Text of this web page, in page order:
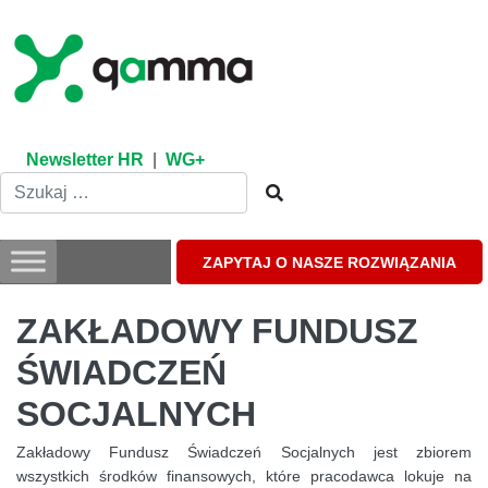
content
Newsletter HR WG+
ZAPYTAJ O NASZE ROZWIĄZANIA
ZAKŁADOWY FUNDUSZ
ŚWIADCZEŃ
SOCJALNYCH
Zakładowy Fundusz Świadczeń Socjalnych jest zbiorem
wszystkich środków finansowych, które pracodawca lokuje na